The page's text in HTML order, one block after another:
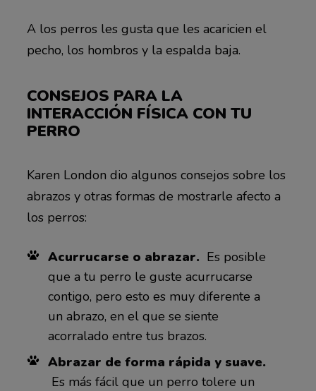
A los perros les gusta que les acaricien el
pecho, los hombros y la espalda baja.
CONSEJOS PARA LA
INTERACCIÓN FÍSICA CON TU
PERRO
Karen London dio algunos consejos sobre los
abrazos y otras formas de mostrarle afecto a
los perros:
Acurrucarse o abrazar. Es posible
que a tu perro le guste acurrucarse
contigo, pero esto es muy diferente a
un abrazo, en el que se siente
acorralado entre tus brazos.
Abrazar de forma rápida y suave.
Es más fácil que un perro tolere un